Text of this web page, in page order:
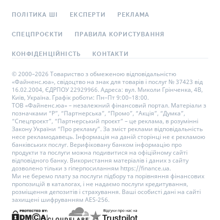
ПОЛІТИКА ШІ ЕКСПЕРТИ РЕКЛАМА
СПЕЦПРОЄКТИ ПРАВИЛА КОРИСТУВАННЯ
КОНФІДЕНЦІЙНІСТЬ КОНТАКТИ
© 2000–2026 Товариство з обмеженою відповідальністю
«Файненс.юа», свідоцтво на знак для товарів і послуг № 37423 від
16.02.2004, ЄДРПОУ 22929966. Адреса: вул. Миколи Грінченка, 4В,
Київ, Україна. Графік роботи: Пн–Пт 9:00–18:00.
ТОВ «Файненс.юа» – незалежний фінансовий портал. Матеріали з
позначками “Р”, “Партнерська”, “Промо”, “Акція”, “Думка”,
“Спецпроєкт”, “Партнерський проєкт” – це реклама, в розумінні
Закону України “Про рекламу”. За зміст реклами відповідальність
несе рекламодавець. Інформація на даній сторінці не є рекламою
банківських послуг. Верифіковану банком інформацію про
продукти та послуги можна подивитися на офіційному сайті
відповідного банку. Використання матеріалів і даних з сайту
дозволено тільки з гіперпосиланням https://finance.ua.
Ми не беремо плату за послуги підбору та порівняння фінансових
пропозицій в каталогах, і не надаємо послуги кредитування,
розміщення депозитів і страхування. Ваші особисті дані на сайті
захищені шифруванням AES-256.